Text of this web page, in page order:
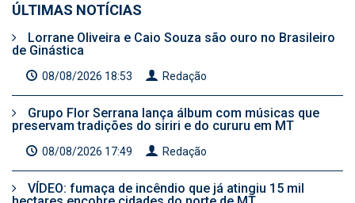
ÚLTIMAS NOTÍCIAS
Lorrane Oliveira e Caio Souza são ouro no Brasileiro
de Ginástica
08/08/2026 18:53 Redação
Grupo Flor Serrana lança álbum com músicas que
preservam tradições do siriri e do cururu em MT
08/08/2026 17:49 Redação
VÍDEO: fumaça de incêndio que já atingiu 15 mil